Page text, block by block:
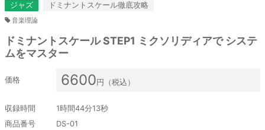
ジャズ ドミナントスケール徹底攻略
音楽理論
ドミナントスケール STEP1 ミクソリディアで システ
ムをマスター
価格 6600 円（税込）
収録時間
1時間44分13秒
商品番号
DS-01